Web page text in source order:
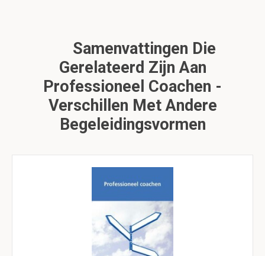
Samenvattingen Die
Gerelateerd Zijn Aan
Professioneel Coachen -
Verschillen Met Andere
Begeleidingsvormen